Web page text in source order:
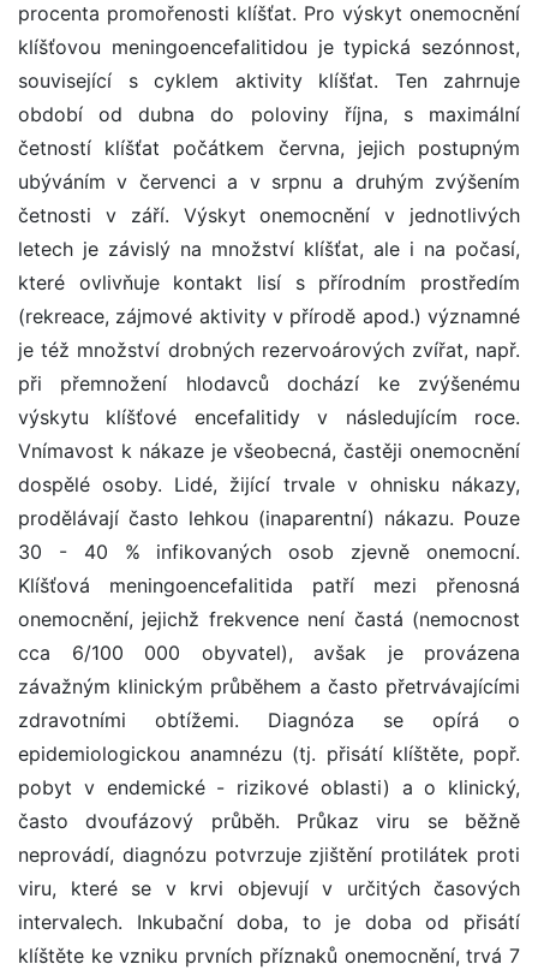
procenta promořenosti klíšťat. Pro výskyt onemocnění
klíšťovou meningoencefalitidou je typická sezónnost,
související s cyklem aktivity klíšťat. Ten zahrnuje
období od dubna do poloviny října, s maximální
četností klíšťat počátkem června, jejich postupným
ubýváním v červenci a v srpnu a druhým zvýšením
četnosti v září. Výskyt onemocnění v jednotlivých
letech je závislý na množství klíšťat, ale i na počasí,
které ovlivňuje kontakt lisí s přírodním prostředím
(rekreace, zájmové aktivity v přírodě apod.) významné
je též množství drobných rezervoárových zvířat, např.
při přemnožení hlodavců dochází ke zvýšenému
výskytu klíšťové encefalitidy v následujícím roce.
Vnímavost k nákaze je všeobecná, častěji onemocnění
dospělé osoby. Lidé, žijící trvale v ohnisku nákazy,
prodělávají často lehkou (inaparentní) nákazu. Pouze
30 - 40 % infikovaných osob zjevně onemocní.
Klíšťová meningoencefalitida patří mezi přenosná
onemocnění, jejichž frekvence není častá (nemocnost
cca 6/100 000 obyvatel), avšak je provázena
závažným klinickým průběhem a často přetrvávajícími
zdravotními obtížemi. Diagnóza se opírá o
epidemiologickou anamnézu (tj. přisátí klíštěte, popř.
pobyt v endemické - rizikové oblasti) a o klinický,
často dvoufázový průběh. Průkaz viru se běžně
neprovádí, diagnózu potvrzuje zjištění protilátek proti
viru, které se v krvi objevují v určitých časových
intervalech. Inkubační doba, to je doba od přisátí
klíštěte ke vzniku prvních příznaků onemocnění, trvá 7